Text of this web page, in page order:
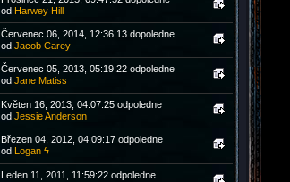
od Harwey Hill
Červenec 06, 2014, 12:36:13 dopoledne
od Jacob Carey
Červenec 05, 2013, 05:19:22 odpoledne
od Jane Matiss
Květen 16, 2013, 04:07:25 odpoledne
od Jessie Anderson
Březen 04, 2012, 04:09:17 odpoledne
od Logan ϟ
Leden 11, 2011, 11:59:22 odpoledne